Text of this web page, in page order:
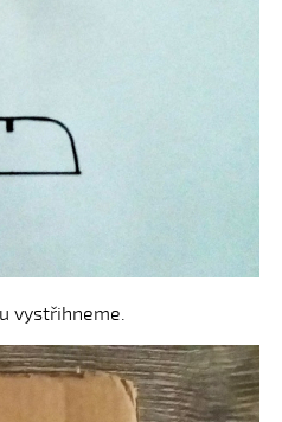
vystřihneme.